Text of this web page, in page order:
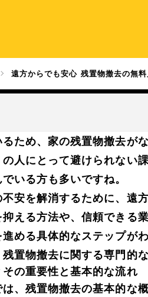
遠方からでも安心 残置物撤去の無
るため、家の残置物撤去
人にとって避けられない
いる方も多いですね。
安を解消するために、遠
える方法や、信頼できる
める具体的なステップが
置物撤去に関する専門的
の重要性と基本的な流れ
、残置物撤去の基本的な